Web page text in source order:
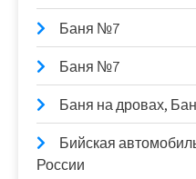
Баня №7
Баня №7
Баня на дровах,
Бийская
России